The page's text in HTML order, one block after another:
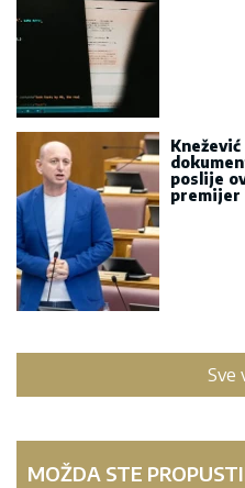
poslije
premijer
Sve
MOŽDA STE